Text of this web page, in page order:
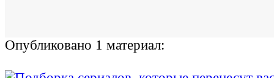
Опубликовано 1 материал: